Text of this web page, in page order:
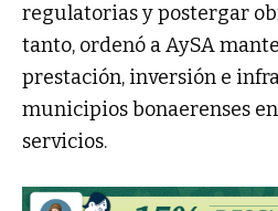
regulatorias y postergar
tanto, ordenó a AySA
prestación, inversión e
municipios bonaerenses
servicios.